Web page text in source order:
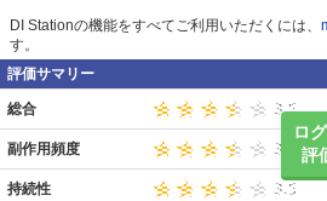
DI Stationの機能をすべてご利用いただくには、
す。
評価サマリー
ロ
評
総合
副作用頻度
持続性